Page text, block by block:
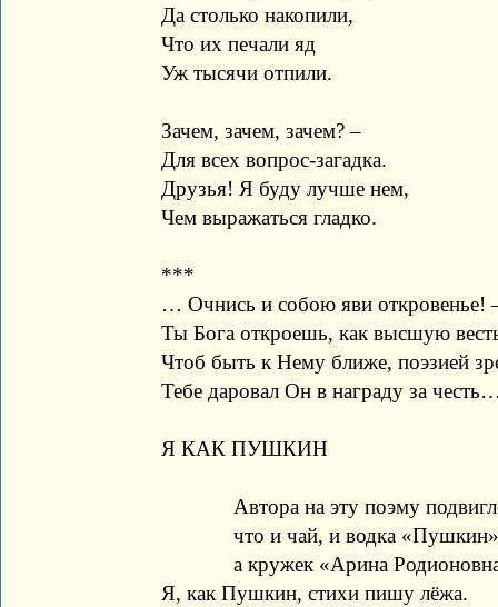
Да столько накопили,
Что их печали яд
Уж тысячи отпили.
Зачем, зачем, зачем? –
Для всех вопрос-загадка.
Друзья! Я буду лучше нем,
Чем выражаться гладко.
***
… Очнись и собою яви откровенье!
Ты Бога откроешь, как высшую
Чтоб быть к Нему ближе, поэзией
Тебе даровал Он в награду за
Я КАК ПУШКИН
Автора на эту поэму
что и чай, и водка «Пушкин»
а кружек «Арина
Я, как Пушкин, стихи пишу лёжа.